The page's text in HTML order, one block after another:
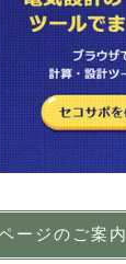
ージのご案内